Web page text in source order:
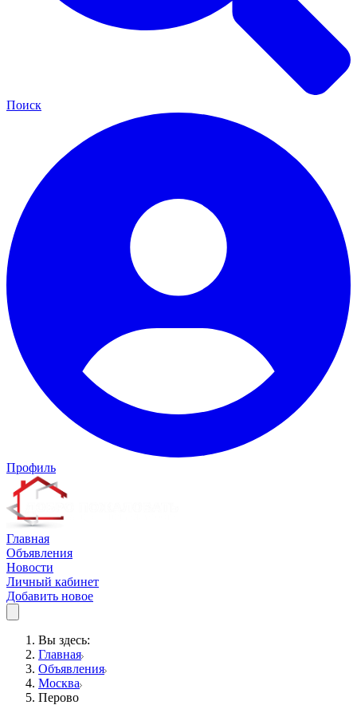
Поиск
Профиль
Главная
Объявления
Новости
Личный кабинет
Добавить новое
Вы здесь:
Главная
Объявления
Москва
Перово